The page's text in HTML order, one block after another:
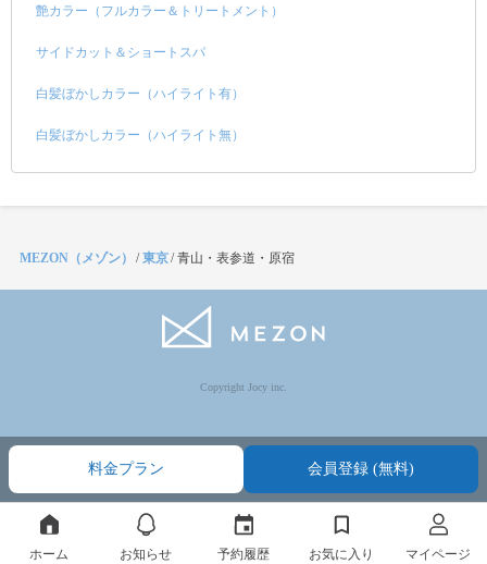
料金プラン 会員登録 (無料)
艶カラー（フルカラー＆トリートメント）
サイドカット＆ショートスパ
白髪ぼかしカラー（ハイライト有）
白髪ぼかしカラー（ハイライト無）
MEZON（メゾン） /東京/青山・表参道・原宿
Copyright Jocy inc.
ホーム お知らせ 予約履歴 お気に入り マイページ